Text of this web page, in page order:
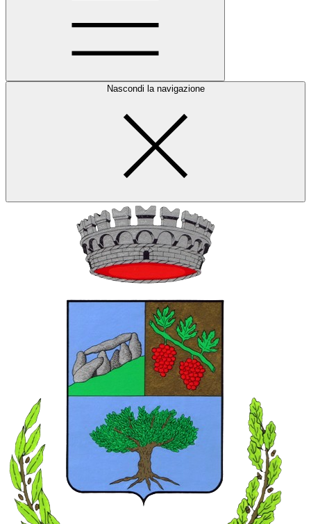
Nascondi la navigazione